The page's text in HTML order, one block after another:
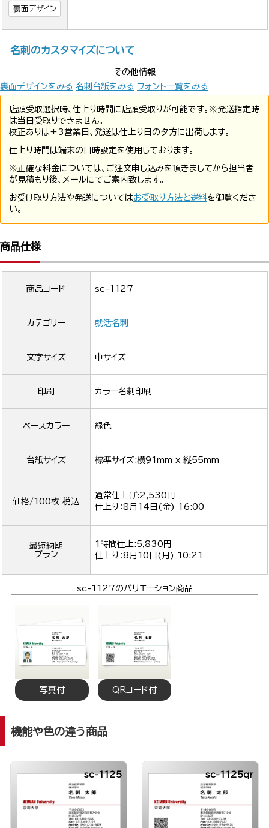
裏面デザイン
名刺のカスタマイズについて
その他情報
裏面デザインをみる 名刺台紙をみる フォント一覧をみる
店頭受取選択時、仕上り時間に店頭受取りが可能です。※発送指定時
は当日受取りできません。
校正ありは+3営業日、発送は仕上り日の夕方に出荷します。
仕上り時間は端末の日時設定を使用しております。
※正確な料金については、ご注文申し込みを頂きましてから担当者
が見積もり後、メールにてご案内致します。
お受け取り方法や発送についてはお受取り方法と送料を御覧くださ
い。
商品仕様
商品コード sc-1127
カテゴリー 就活名刺
文字サイズ 中サイズ
印刷 カラー名刺印刷
ベースカラー 緑色
台紙サイズ 標準サイズ:横91mm x 縦55mm
価格/100枚 税込
通常仕上げ:2,530円
仕上り：8月14日(金) 16:00
最短納期
プラン
1時間仕上:5,830円
仕上り：8月10日(月) 10:21
sc-1127のバリエーション商品
写真付 QRコード付
機能や色の違う商品
sc-1125 sc-1125qr